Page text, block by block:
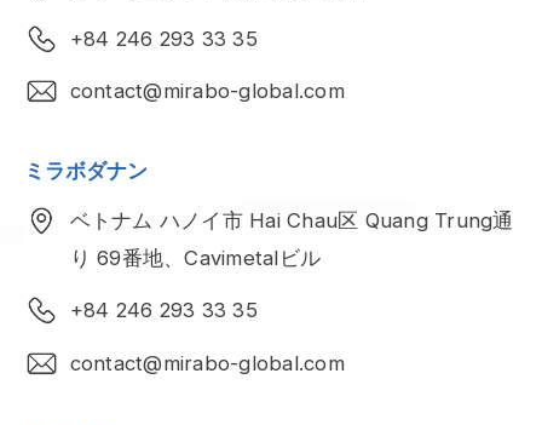
+84 246 293 33 35
contact@mirabo-global.com
ミラボダナン
ベトナム ハノイ市 Hai Chau区 Quang Trung通
り 69番地、Cavimetalビル
+84 246 293 33 35
contact@mirabo-global.com